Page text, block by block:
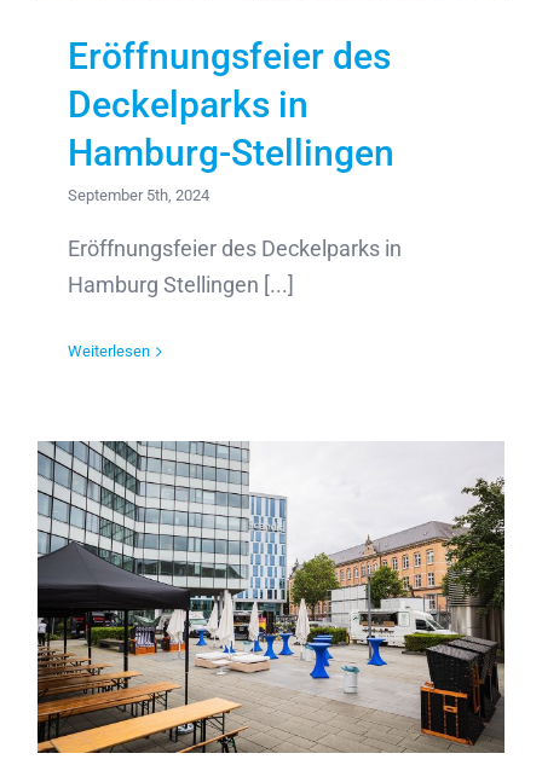
Eröffnungsfeier des
Deckelparks in
Hamburg-Stellingen
September 5th, 2024
Eröffnungsfeier des Deckelparks in
Hamburg Stellingen [...]
Weiterlesen